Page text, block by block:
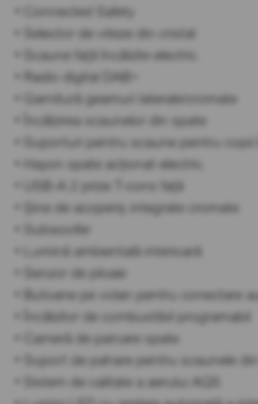
• Connected Safety
• Selector de viteze din cristal
• Scaune față încălzite electric
• Radio digital DAB+
• Garnitură geamuri laterale/cromate
• Încălzirea scaunelor din spate
• Suporturi pentru scaune pentru
• Hayon spate acționat electric.
• USB-A 2 prize T-cons față
• Șine de acoperiș integrate cromate
• Subwoofer
• Lumină ambientală interioară
• Senzor de ploaie
• Butoane pe volan pentru conectare
• Încălzitor de combustibil programabil
• Cameră de parcare spate
• Suport de pahare pentru scaunele
• Sistem de calitate a aerului AQS